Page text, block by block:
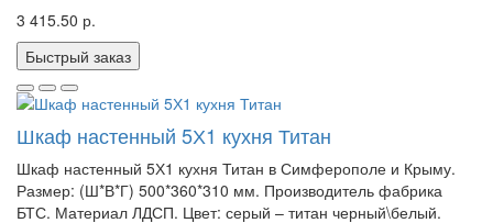
3 415.50 р.
Быстрый заказ
Шкаф настенный 5Х1 кухня Титан
Шкаф настенный 5Х1 кухня Титан в Симферополе и Крыму.
Размер: (Ш*В*Г) 500*360*310 мм. Производитель фабрика
БТС. Материал ЛДСП. Цвет: серый – титан черный\белый.